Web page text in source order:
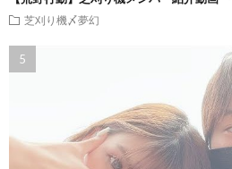
芝刈り機〆夢幻